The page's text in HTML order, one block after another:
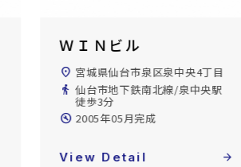
トラストセンタービル
location_on 宮城県仙台市泉区泉中央1丁目
directions_walk 仙台市地下鉄南北線/泉中央駅
徒歩2分
build_circle 1991年11月完成
View Detail arrow_forward